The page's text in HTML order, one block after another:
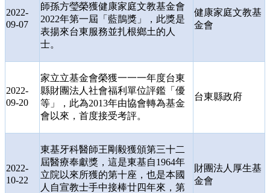
2022-
09-07
師孫方瑩榮獲健康家庭文教基金會
2022年第一屆「藍鵲獎」，此獎是
表揚來台東服務並扎根鄉土的人
士。
健康家庭文教基
金會
2022-
09-20
家立立基金會榮獲一一一年度台東
縣財團法人社會福利單位評鑑「優
等」，此為2013年由協會轉為基金
會以來，首度接受考評。
台東縣政府
2022-
10-22
東基牙科醫師王剛毅獲頒第三十二
屆醫療奉獻獎，這是東基自1964年
立院以來所獲的第十座，也是本國
人自宣教士手中接棒廿四年來，第
財團法人厚生基
金會